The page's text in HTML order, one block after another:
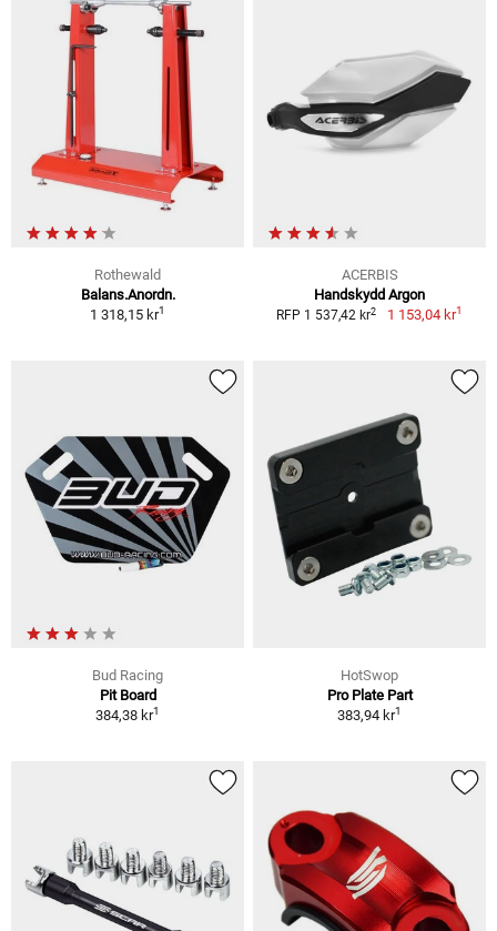
Rothewald
Balans.Anordn.
1 318,15 kr1
ACERBIS
Handskydd Argon
RFP 1 537,42 kr2 1 153,04 kr1
Bud Racing
Pit Board
384,38 kr1
HotSwop
Pro Plate Part
383,94 kr1